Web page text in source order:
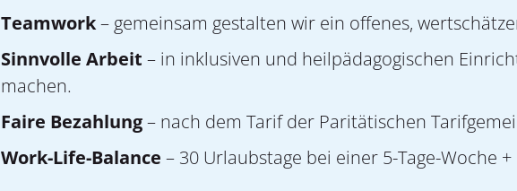
Teamwork– gemeinsam gestalten wir ein offenes,
Sinnvolle Arbeit – in inklusiven und heilpädagogischen
machen.
Faire Bezahlung– nach dem Tarif der Paritätischen
Work-Life-Balance – 30 Urlaubstage bei einer 5-Tage-Woche